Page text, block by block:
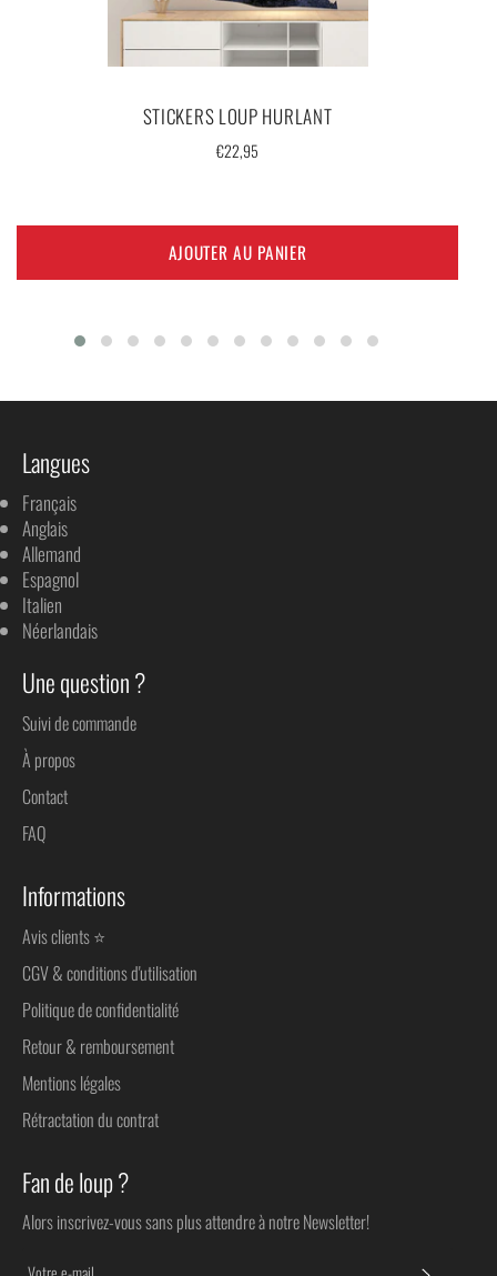
STICKERS LOUP HURLANT
Prix
€22,95
AJOUTER AU PANIER
Langues
Français
Anglais
Allemand
Espagnol
Italien
Néerlandais
Une question ?
Suivi de commande
À propos
Contact
FAQ
Informations
Avis clients ⭐
CGV & conditions d'utilisation
Politique de confidentialité
Retour & remboursement
Mentions légales
Rétractation du contrat
Fan de loup ?
Alors inscrivez-vous sans plus attendre à notre Newsletter!